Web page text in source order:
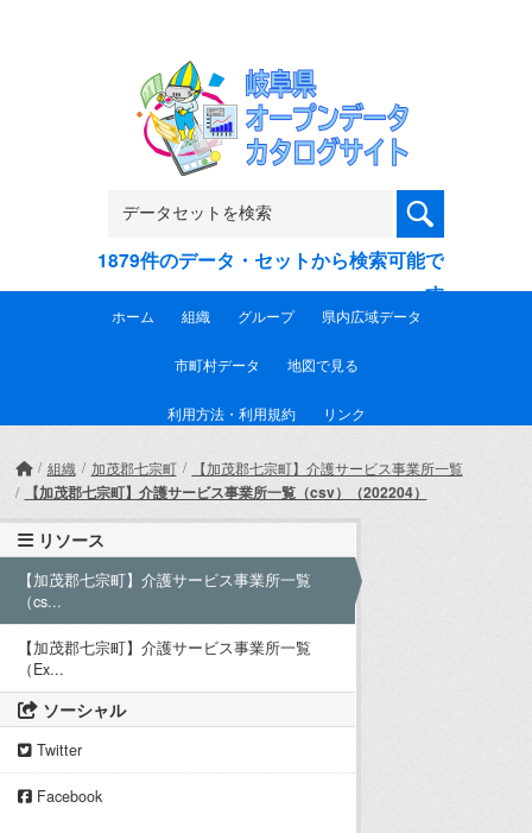
1879件のデータ・セットから検索可能で
す
ホーム 組織 グループ 県内広域データ
市町村データ 地図で見る
利用方法・利用規約 リンク
組織 加茂郡七宗町 【加茂郡七宗町】介護サービス事業所一覧
【加茂郡七宗町】介護サービス事業所一覧（csv）（202204）
リソース
【加茂郡七宗町】介護サービス事業所一覧
（cs...
【加茂郡七宗町】介護サービス事業所一覧
（Ex...
ソーシャル
Twitter
Facebook